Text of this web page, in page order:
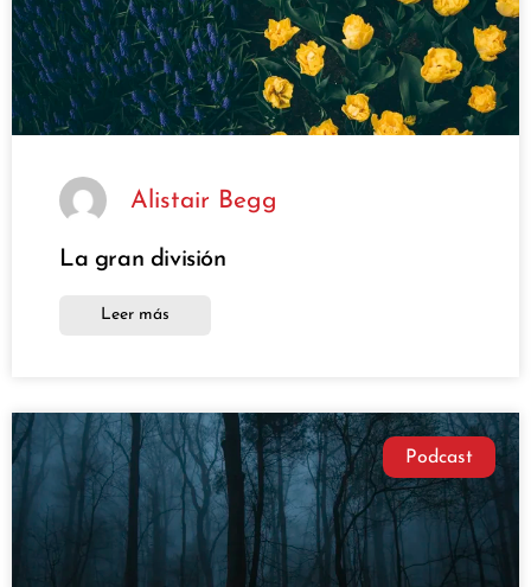
Alistair Begg
La gran división
Leer más
Podcast